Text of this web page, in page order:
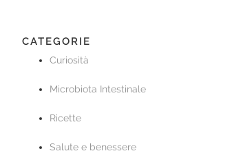
CATEGORIE
Curiosità
Microbiota Intestinale
Ricette
Salute e benessere